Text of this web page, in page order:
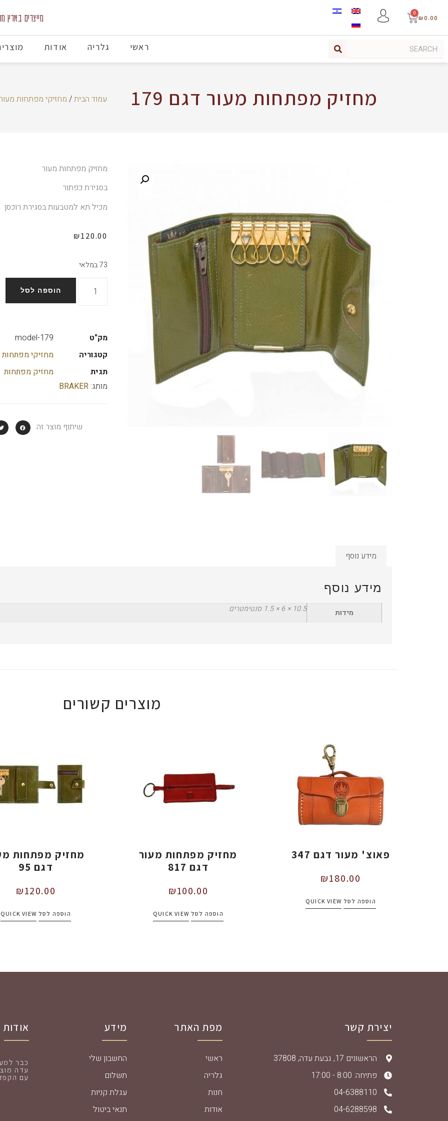
₪ 0.00
0 מייצרים בארץ
ראשי גלריה אודות
מחזיק מפתחות מעור דגם 179 עמוד הבית/ מחזיקי מפתחות
מחזיק מפתחות מעור
בסגירת כפתור
מכיל תא למטבעות בסגירת רוכסן
₪120.00
73 במלאי
הוספה לסל
מק"ט
model-179
קטגוריה
מחזיקי
תגית
מחזיק מפתחות
מותג:BRAKER
שיתוף מוצר זה
מידע נוסף
מידע נוסף
מידות 10.5 × 6 × 1.5 סנטימטרים
מוצרים קשורים
פאוצ' מעור דגם 347
₪180.00
הוספה לסל QUICK VIEW
מחזיק מפתחות מעור
דגם 817
₪100.00
הוספה לסל QUICK VIEW
מחזיק מפתחות
דגם 95
₪120.00
הוספה לסל QUICK VIEW
יצירת קשר
הראשונים 17, גבעת עדה, 37808
פתיחה: 8:00 - 17:00
04-6388110
04-6288598
מפת האתר
ראשי
גלריה
חנות
אודות
מידע
החשבון שלי
תשלום
עגלת קניות
תנאי ביטול
אודות
עדה
עם